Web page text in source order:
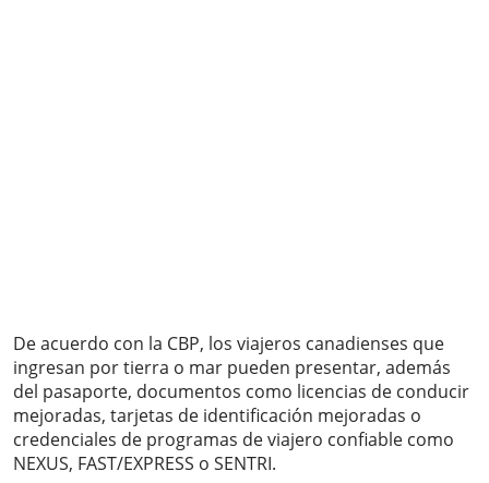
De acuerdo con la CBP, los viajeros canadienses que
ingresan por tierra o mar pueden presentar, además
del pasaporte, documentos como licencias de conducir
mejoradas, tarjetas de identificación mejoradas o
credenciales de programas de viajero confiable como
NEXUS, FAST/EXPRESS o SENTRI.